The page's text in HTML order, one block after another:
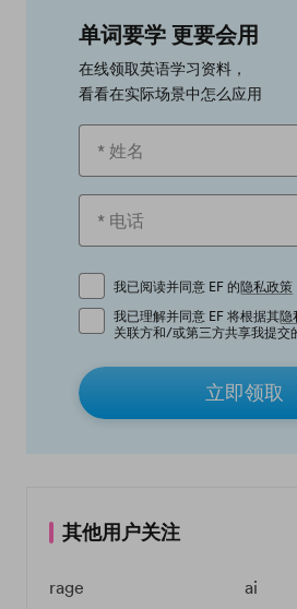
单词要学 更要会用
在线领取英语学习资料，
看看在实际场景中怎么应用
我已阅读并同意 EF 的隐私政策
我已理解并同意 EF 将根据其隐
关联方和/或第三方共享我提交
立即领取
其他用户关注
rage
ai